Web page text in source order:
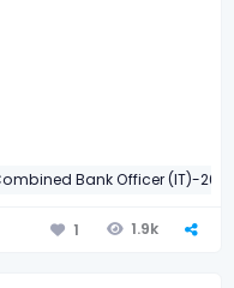
Bank Officer (IT)-
1 1.9k